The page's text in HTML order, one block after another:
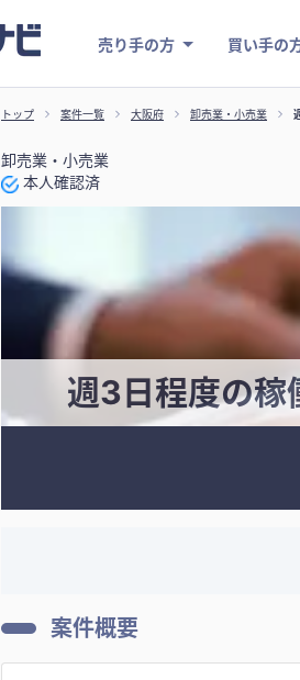
売り手の方 買い手の
トップ 案件一覧 大阪府 卸売業・小売業
卸売業・小売業
本人確認済
週3日程度の稼
案件概要